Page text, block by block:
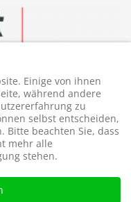
Einige von ihnen
während andere
zu
selbst entscheiden,
Bitte beachten Sie, dass
mehr alle
stehen.